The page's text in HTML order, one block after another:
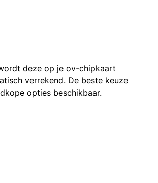
deze op je ov-chipkaart
verrekend. De beste keuze
opties beschikbaar.